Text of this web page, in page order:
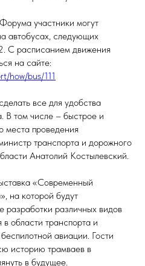
участники могут
автобусах, следующих
С расписанием движения
на сайте:
how/bus/111
все для удобства
В том числе – быстрое и
места проведения
транспорта и дорожного
Анатолий Костылевский.
«Современный
на которой будут
разработки различных видов
области транспорта и
авиации. Гости
историю трамваев в
в будущее.